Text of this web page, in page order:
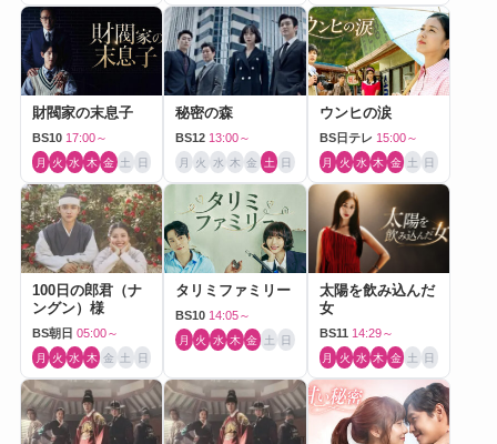
財閥家の末息子
BS10 17:00～
月 火 水 木 金 土 日
秘密の森
BS12 13:00～
月 火 水 木 金 土 日
ウンヒの涙
BS日テレ 15:00～
月 火 水 木 金 土 日
100日の郎君（ナ
ングン）様
BS朝日 05:00～
月 火 水 木 金 土 日
タリミファミリー
BS10 14:05～
月 火 水 木 金 土 日
太陽を飲み込んだ
女
BS11 14:29～
月 火 水 木 金 土 日